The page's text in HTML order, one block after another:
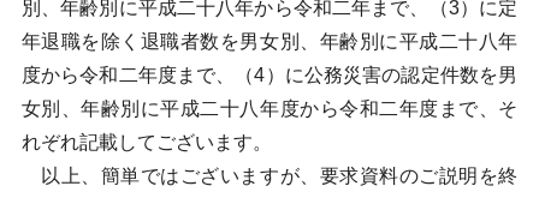
別、年齢別に平成二十八年から令和二年まで、（3）に定
年退職を除く退職者数を男女別、年齢別に平成二十八年
度から令和二年度まで、（4）に公務災害の認定件数を男
女別、年齢別に平成二十八年度から令和二年度まで、そ
れぞれ記載してございます。
以上、簡単ではございますが、要求資料のご説明を終